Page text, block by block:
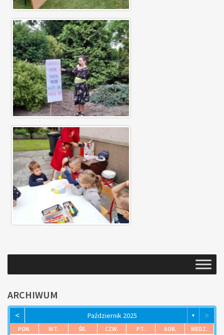
ARCHIWUM
< Październik 2025 ▼ >
PON. WT. ŚR. CZW. PT. SOB. NIEDZ.